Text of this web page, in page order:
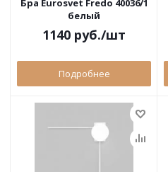
Бра Eurosvet Fredo 40036/1
белый
1140 руб./шт
Подробнее